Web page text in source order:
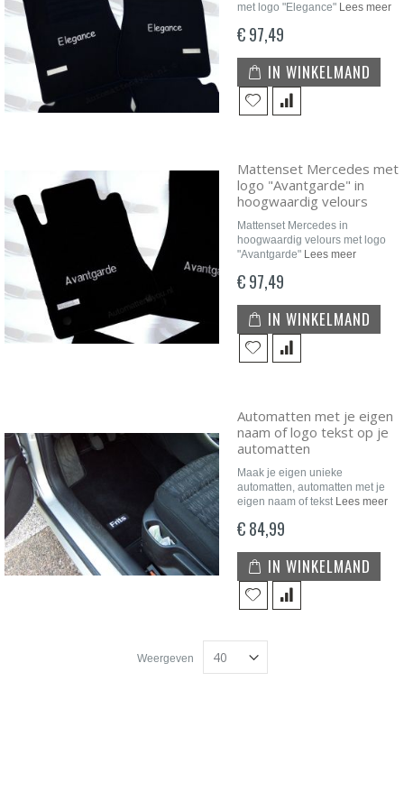
met logo "Elegance" Lees meer
€ 97,49
IN WINKELMAND
Mattenset Mercedes met
logo "Avantgarde" in
hoogwaardig velours
Mattenset Mercedes in
hoogwaardig velours met logo
"Avantgarde" Lees meer
€ 97,49
IN WINKELMAND
Automatten met je eigen
naam of logo tekst op je
automatten
Maak je eigen unieke
automatten, automatten met je
eigen naam of tekst Lees meer
€ 84,99
IN WINKELMAND
Weergeven